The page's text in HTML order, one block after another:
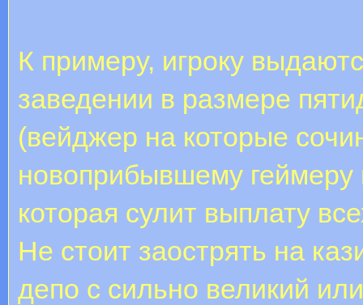
К примеру, игроку
заведении в размере
(вейджер на которые
новоприбывшему геймеру
которая сулит выплату
Не стоит заострять на
депо с сильно великий